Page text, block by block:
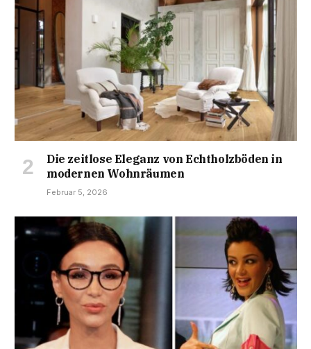
Die zeitlose Eleganz von Echtholzböden in
modernen Wohnräumen
Februar 5, 2026